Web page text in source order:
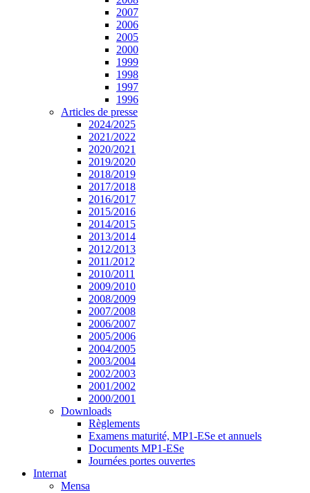
2007
2006
2005
2000
1999
1998
1997
1996
Articles de presse
2024/2025
2021/2022
2020/2021
2019/2020
2018/2019
2017/2018
2016/2017
2015/2016
2014/2015
2013/2014
2012/2013
2011/2012
2010/2011
2009/2010
2008/2009
2007/2008
2006/2007
2005/2006
2004/2005
2003/2004
2002/2003
2001/2002
2000/2001
Downloads
Règlements
Examens maturité, MP1-ESe et annuels
Documents MP1-ESe
Journées portes ouvertes
Internat
Mensa